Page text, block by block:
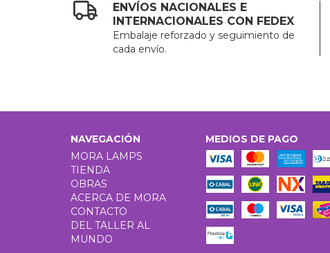
ENVÍOS NACIONALES E
INTERNACIONALES CON FEDEX
Embalaje reforzado y seguimiento de
cada envío.
NAVEGACIÓN
MORA LAMPS
TIENDA
OBRAS
ACERCA DE MORA
CONTACTO
DEL TALLER AL
MUNDO
MEDIOS DE PAGO